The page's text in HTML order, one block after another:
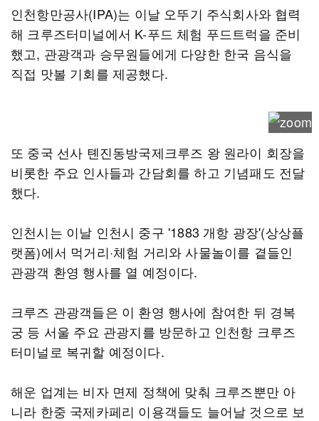
인천항만공사(IPA)는 이날 오뚜기 주식회사와 협력
해 크루즈터미널에서 K-푸드 체험 푸드트럭을 준비
했고, 관광객과 승무원들에게 다양한 한국 음식을
직접 맛볼 기회를 제공했다.
또 중국 선사 톈진동방국제크루즈 왕 원라이 회장을
비롯한 주요 인사들과 간담회를 하고 기념패도 전달
했다.
인천시는 이날 인천시 중구 '1883 개항 광장'(상상플
랫폼)에서 먹거리·체험 거리와 사물놀이를 곁들인
관광객 환영 행사를 열 예정이다.
크루즈 관광객들은 이 환영 행사에 참여한 뒤 경복
궁 등 서울 주요 관광지를 방문하고 인천항 크루즈
터미널로 복귀할 예정이다.
해운 업계는 비자 면제 정책에 맞춰 크루즈뿐만 아
니라 한중 국제카페리 이용객들도 늘어날 것으로 보